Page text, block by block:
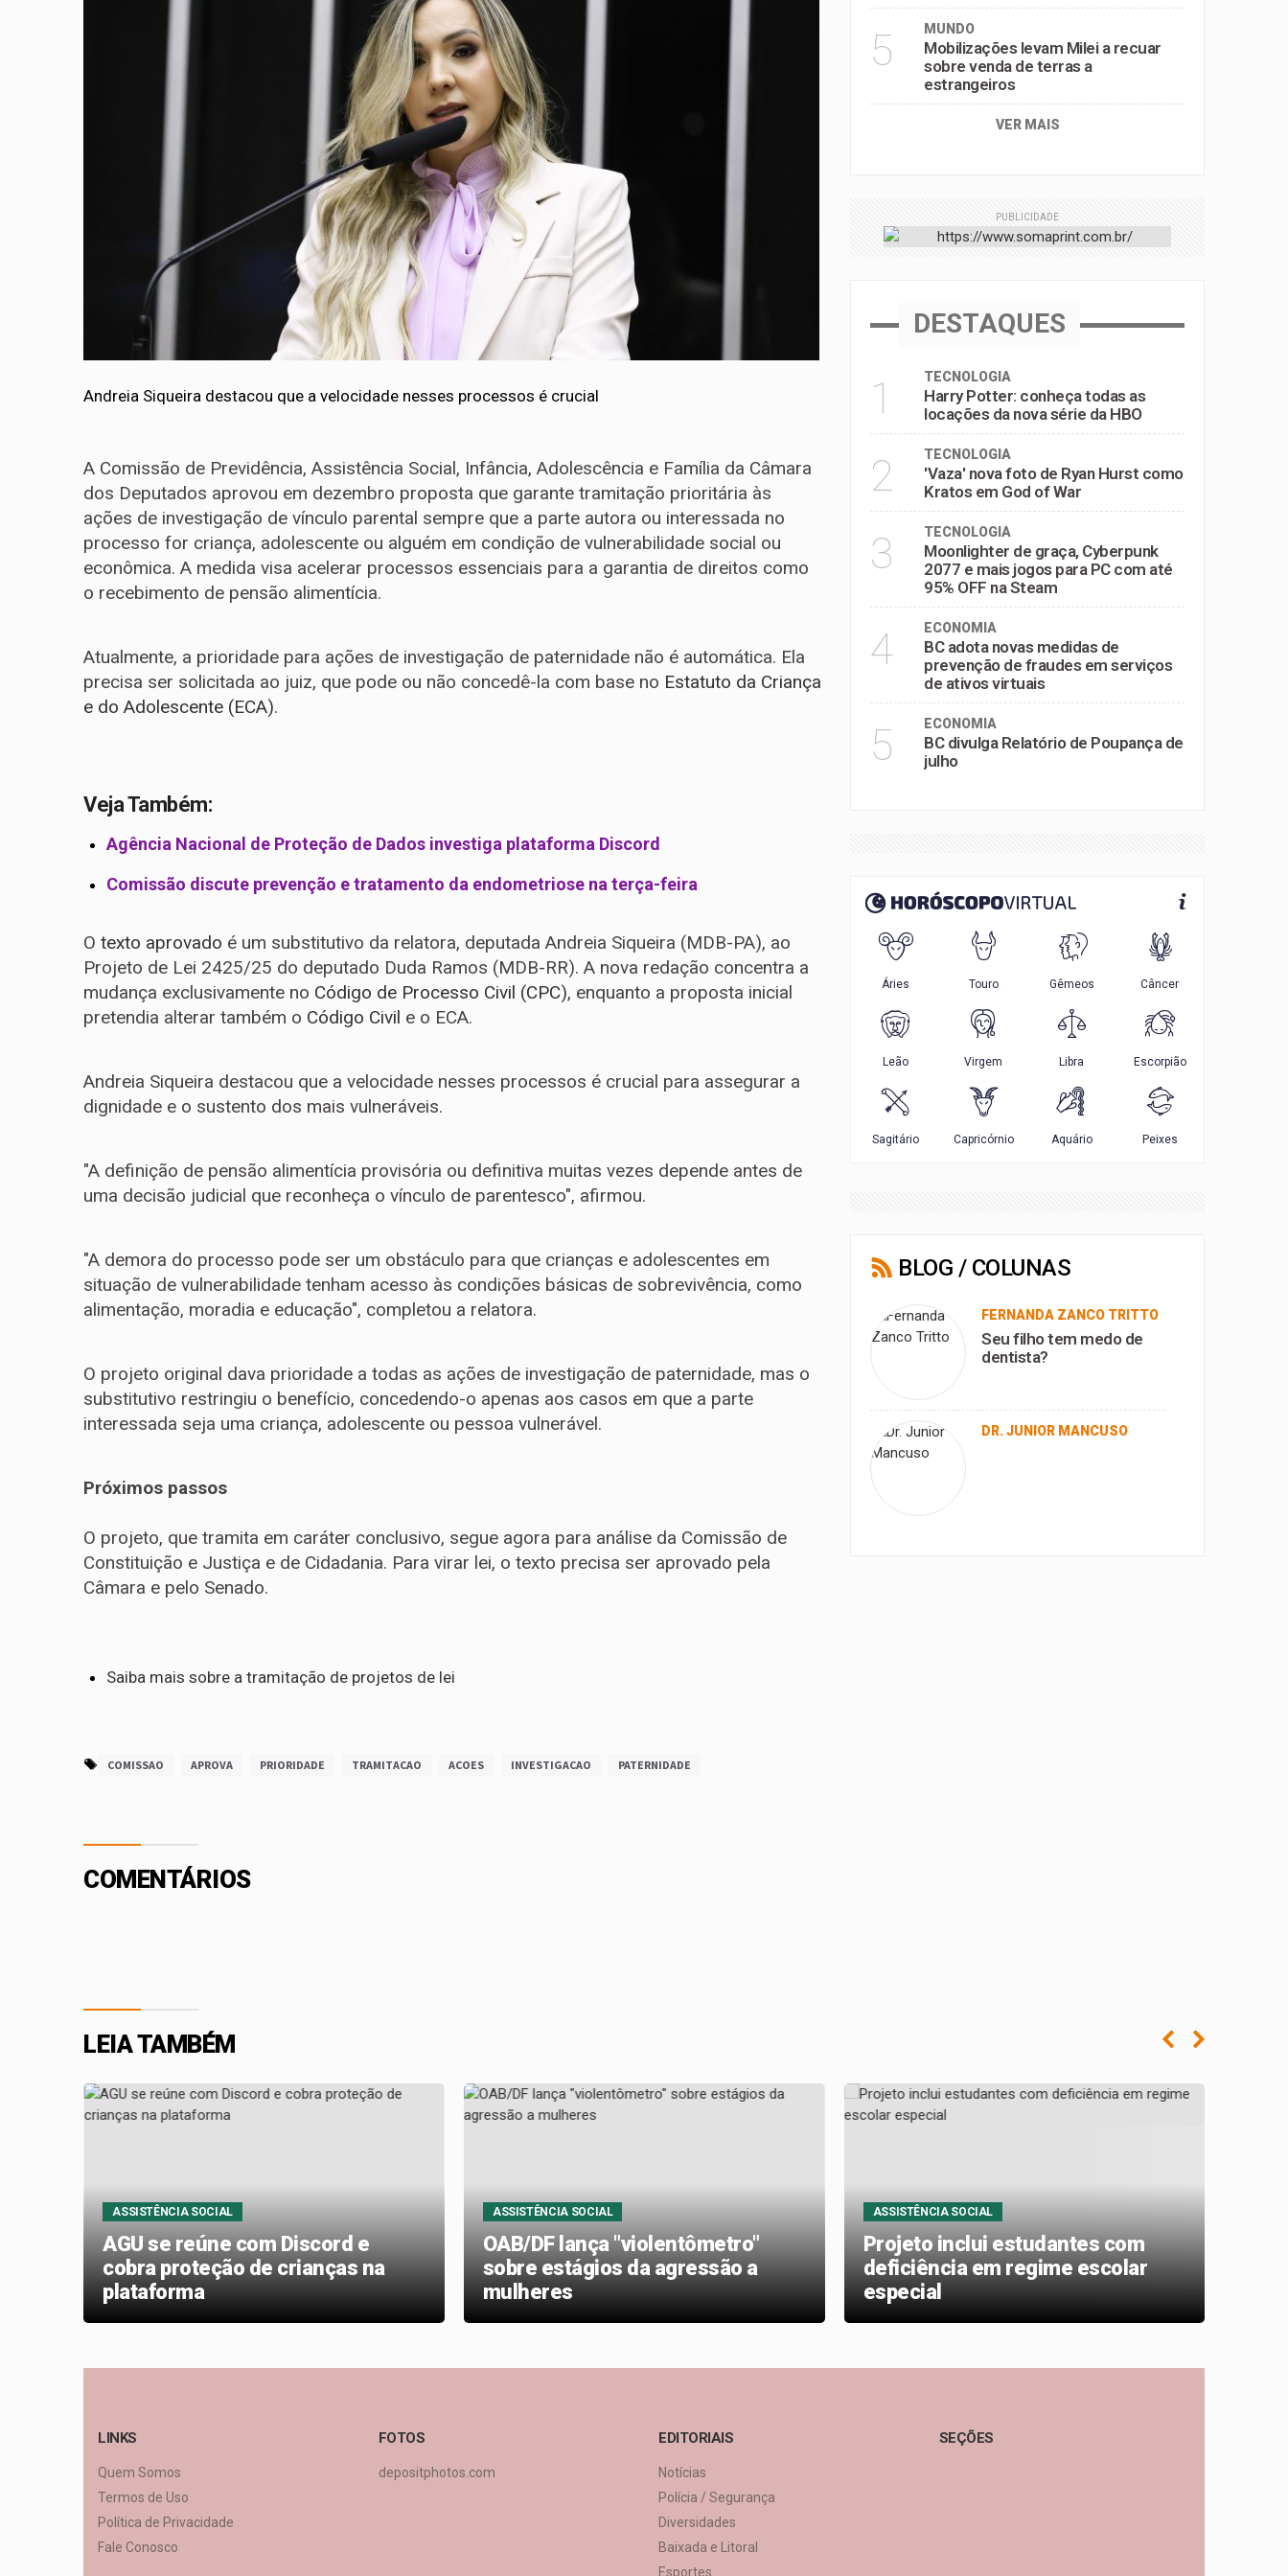
Andreia Siqueira destacou que a velocidade nesses processos é crucial
A Comissão de Previdência, Assistência Social, Infância, Adolescência e Família da Câmara
dos Deputados aprovou em dezembro proposta que garante tramitação prioritária às
ações de investigação de vínculo parental sempre que a parte autora ou interessada no
processo for criança, adolescente ou alguém em condição de vulnerabilidade social ou
econômica. A medida visa acelerar processos essenciais para a garantia de direitos como
o recebimento de pensão alimentícia.
Atualmente, a prioridade para ações de investigação de paternidade não é automática. Ela
precisa ser solicitada ao juiz, que pode ou não concedê-la com base no Estatuto da Criança
e do Adolescente (ECA).
Veja Também:
Agência Nacional de Proteção de Dados investiga plataforma Discord
Comissão discute prevenção e tratamento da endometriose na terça-feira
O texto aprovado é um substitutivo da relatora, deputada Andreia Siqueira (MDB-PA), ao
Projeto de Lei 2425/25 do deputado Duda Ramos (MDB-RR). A nova redação concentra a
mudança exclusivamente no Código de Processo Civil (CPC), enquanto a proposta inicial
pretendia alterar também o Código Civil e o ECA.
Andreia Siqueira destacou que a velocidade nesses processos é crucial para assegurar a
dignidade e o sustento dos mais vulneráveis.
"A definição de pensão alimentícia provisória ou definitiva muitas vezes depende antes de
uma decisão judicial que reconheça o vínculo de parentesco", afirmou.
"A demora do processo pode ser um obstáculo para que crianças e adolescentes em
situação de vulnerabilidade tenham acesso às condições básicas de sobrevivência, como
alimentação, moradia e educação", completou a relatora.
O projeto original dava prioridade a todas as ações de investigação de paternidade, mas o
substitutivo restringiu o benefício, concedendo-o apenas aos casos em que a parte
interessada seja uma criança, adolescente ou pessoa vulnerável.
Próximos passos
O projeto, que tramita em caráter conclusivo, segue agora para análise da Comissão de
Constituição e Justiça e de Cidadania. Para virar lei, o texto precisa ser aprovado pela
Câmara e pelo Senado.
Saiba mais sobre a tramitação de projetos de lei
COMISSAO APROVA PRIORIDADE TRAMITACAO ACOES INVESTIGACAO PATERNIDADE
COMENTÁRIOS
5 MUNDO
Mobilizações levam Milei a recuar
sobre venda de terras a
estrangeiros
VER MAIS
PUBLICIDADE
DESTAQUES
1 TECNOLOGIA
Harry Potter: conheça todas as
locações da nova série da HBO
2 TECNOLOGIA
'Vaza' nova foto de Ryan Hurst como
Kratos em God of War
3 TECNOLOGIA
Moonlighter de graça, Cyberpunk
2077 e mais jogos para PC com até
95% OFF na Steam
4 ECONOMIA
BC adota novas medidas de
prevenção de fraudes em serviços
de ativos virtuais
5 ECONOMIA
BC divulga Relatório de Poupança de
julho
BLOG / COLUNAS
FERNANDA ZANCO TRITTO
Seu filho tem medo de
dentista?
DR. JUNIOR MANCUSO
LEIA TAMBÉM
ASSISTÊNCIA SOCIAL
AGU se reúne com Discord e
cobra proteção de crianças na
plataforma
ASSISTÊNCIA SOCIAL
OAB/DF lança "violentômetro"
sobre estágios da agressão a
mulheres
ASSISTÊNCIA SOCIAL
Projeto inclui estudantes com
deficiência em regime escolar
especial
LINKS
Quem Somos
Termos de Uso
Política de Privacidade
Fale Conosco
FOTOS
depositphotos.com
EDITORIAIS
Notícias
Polícia / Segurança
Diversidades
Baixada e Litoral
Esportes
SEÇÕES